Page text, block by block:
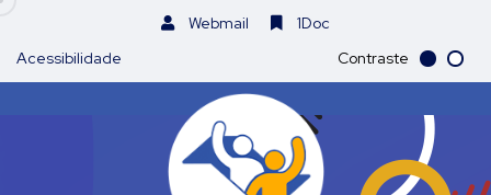
Webmail
1Doc
Acessibilidade
Contraste